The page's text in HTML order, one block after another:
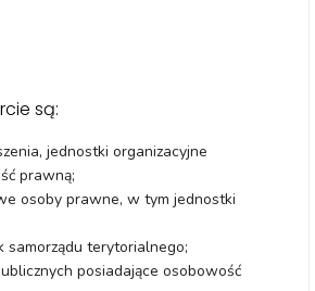
są:
jednostki organizacyjne
prawną;
osoby prawne, w tym jednostki
samorządu terytorialnego;
posiadające osobowość